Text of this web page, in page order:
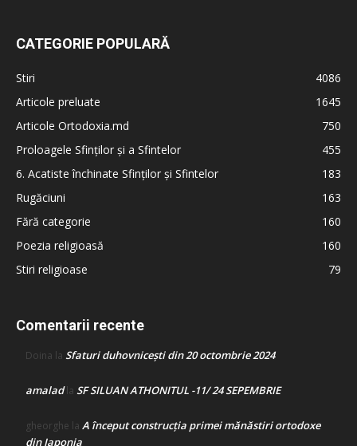
CATEGORIE POPULARĂ
Stiri
4086
Articole preluate
1645
Articole Ortodoxia.md
750
Proloagele Sfinților și a Sfintelor
455
6. Acatiste închinate Sfinților și Sfintelor
183
Rugăciuni
163
Fără categorie
160
Poezia religioasă
160
Stiri religioase
79
Comentarii recente
Doina la Sfaturi duhovnicești din 20 octombrie 2024
amaladla SF SILUAN ATHONITUL -11/ 24 SEPEMBRIE
gheorghe la A început construcţia primei mănăstiri ortodoxe
din Japonia